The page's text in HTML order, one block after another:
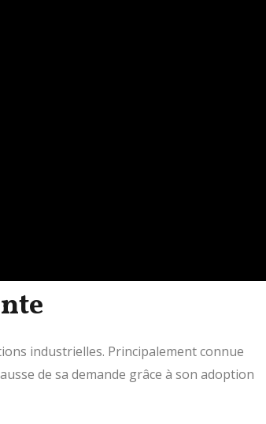
industrielles. Principalement connue
de sa demande grâce à son adoption